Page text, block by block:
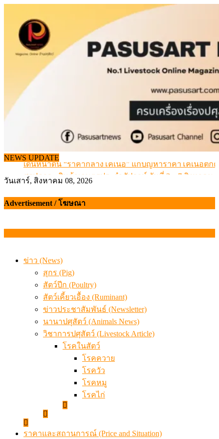
content
NEWS UPDATE
เดินหน้าดัน “ราคากลางโคเนื้อ” แก้ปัญหาราคาโคเนื้อตก
สรุปภาวะ สินค้าเกษตรประจำสัปดาห์ วันที่ 3 – 7 สิงหาคม
เมื่อเกษตรกรถูกมองเป็นผู้ร้ายเบื้องหลังราคาหมูที่สังคมไม่
สุดอั้น! ไข่ไก่หน้าฟาร์มปรับขึ้นอีก 6 บาท/แผง เริ่ม 7 ส.ค.69
ข้อมูลราคา สุกรมีชีวิตหน้าฟาร์ม พระที่ 6 สิงหาคม 2569
วันเสาร์, สิงหาคม 08, 2026
Advertisement / โฆษณา
ข่าว (News)
สุกร (Pig)
สัตว์ปีก (Poultry)
สัตว์เคี้ยวเอื้อง (Ruminant)
ข่าวประชาสัมพันธ์ (Newsletter)
นานาปศุสัตว์ (Animals News)
วิชาการปศุสัตว์ (Livestock Article)
โรคในสัตว์
โรคควาย
โรควัว
โรคหมู
โรคไก่
ราคาและสถานการณ์ (Price and Situation)